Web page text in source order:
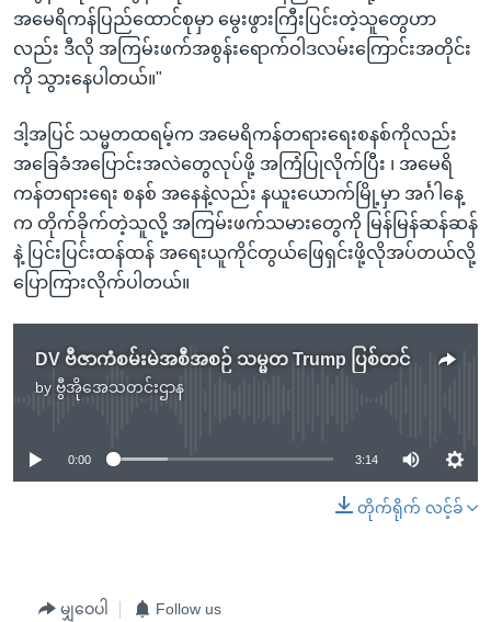
အမေရိကန်ပြည်ထောင်စုမှာ မွေးဖွားကြီးပြင်းတဲ့သူတွေဟာ
လည်း ဒီလို အကြမ်းဖက်အစွန်းရောက်ဝါဒလမ်းကြောင်းအတိုင်း
ကို သွားနေပါတယ်။"
ဒါ့အပြင် သမ္မတထရမ့်က အမေရိကန်တရားရေးစနစ်ကိုလည်း
အခြေခံအပြောင်းအလဲတွေလုပ်ဖို့ အကြံပြုလိုက်ပြီး ၊ အမေရိ
ကန်တရားရေး စနစ် အနေနဲ့လည်း နယူးယောက်မြို့မှာ အင်္ဂါနေ့
က တိုက်ခိုက်တဲ့သူလို့ အကြမ်းဖက်သမားတွေကို မြန်မြန်ဆန်ဆန်
နဲ့ ပြင်းပြင်းထန်ထန် အရေးယူကိုင်တွယ်ဖြေရှင်းဖို့လိုအပ်တယ်လို့
ပြောကြားလိုက်ပါတယ်။
DV ဗီဇာကံစမ်းမဲအစီအစဉ် သမ္မတ Trump ပြစ်တင်
by ဗွီအိုအေသတင်းဌာန
No media source currently available
0:00 3:14
တိုက်ရိုက် လင့်ခ်
မျှဝေပါ Follow us